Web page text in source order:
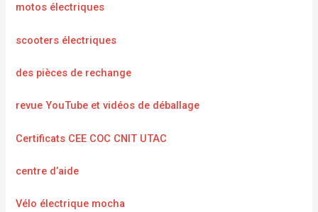
motos électriques
scooters électriques
des pièces de rechange
revue YouTube et vidéos de déballage
Certificats CEE COC CNIT UTAC
centre d’aide
Vélo électrique mocha